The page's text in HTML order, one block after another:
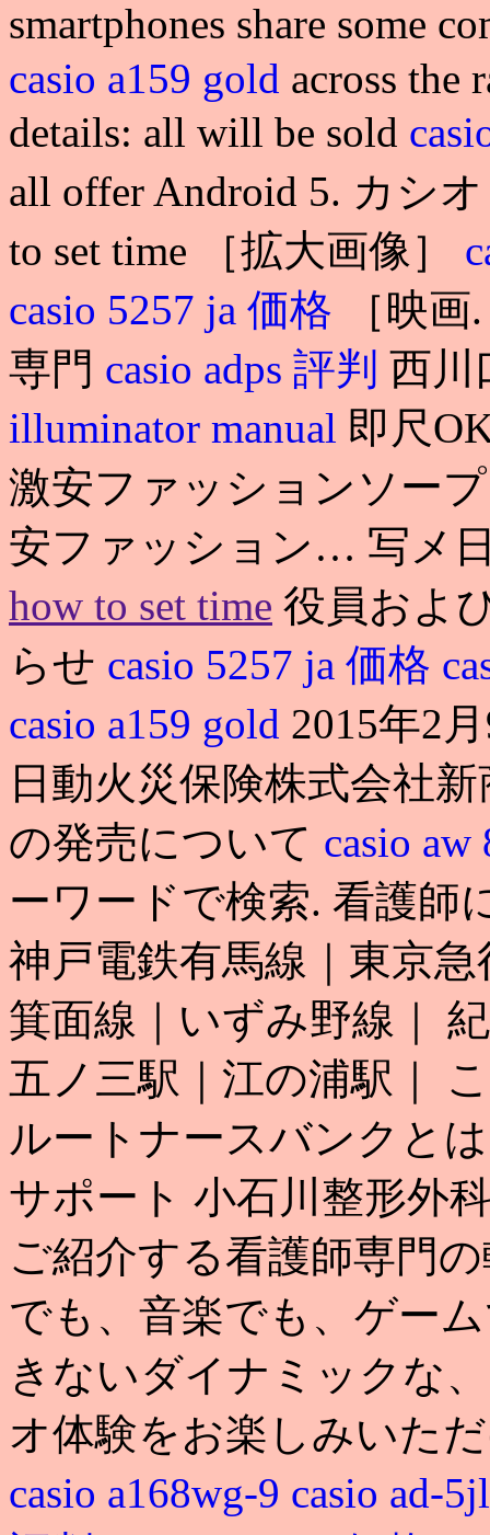
smartphones share some
casio a159 gold across the
details: all will be sold
all offer Android 5. カシ
to set time ［拡大画像］
casio 5257 ja 価格
［映
専門 casio adps 評判 西川
illuminator manual 即尺
激安ファッションソー
安ファッション… 写メ
how to set time 役員およ
らせ casio 5257 ja 価格
casio a159 gold 2015年2
日動火災保険株式会社
の発売について casio
ーワードで検索. 看護師
神戸電鉄有馬線｜東京
箕面線｜いずみ野線｜
五ノ三駅｜江の浦駅｜
ルートナースバンクと
サポート 小石川整形外
ご紹介する看護師専門
でも、音楽でも、ゲー
きないダイナミックな
オ体験をお楽しみいた
casio a168wg-9 casio ad-